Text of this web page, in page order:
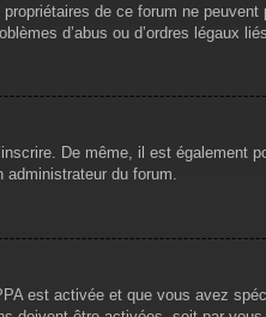
de ce forum ne
d’abus ou d’ordres légaux
De même, il est également
administrateur du forum.
est activée et que vous avez